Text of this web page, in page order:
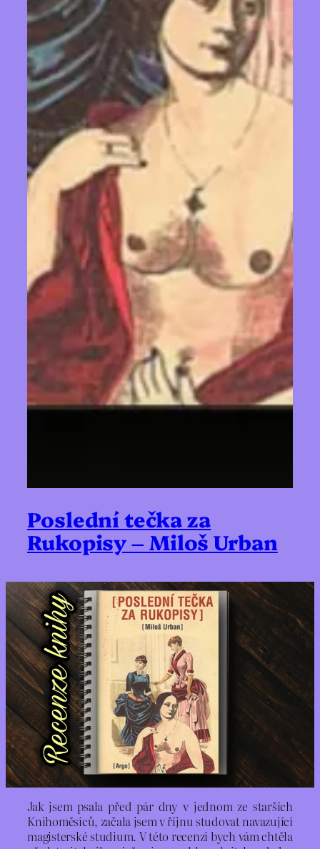
Poslední tečka za
Rukopisy – Miloš Urban
Jak jsem psala před pár dny v jednom ze starších
Knihoměsíců, začala jsem v říjnu studovat navazující
magisterské studium. V této recenzi bych vám chtěla